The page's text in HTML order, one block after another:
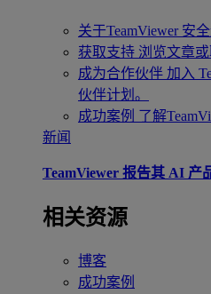
关于TeamViewer 安
获取支持 浏览文章或
成为合作伙伴 加入
伙伴计划。
成功案例 了解
新闻
TeamViewer 报告其 AI 产
相关资源
博客
成功案例